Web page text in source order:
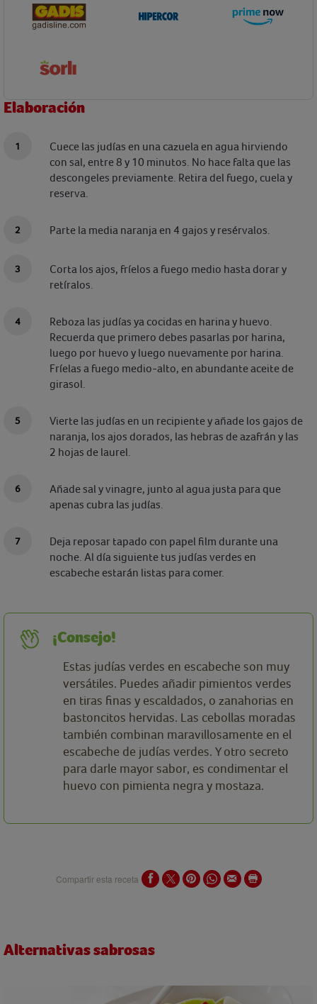
Elaboración
Cuece las judías en una cazuela en agua hirviendo
con sal, entre 8 y 10 minutos. No hace falta que las
descongeles previamente. Retira del fuego, cuela y
reserva.
Parte la media naranja en 4 gajos y resérvalos.
Corta los ajos, fríelos a fuego medio hasta dorar y
retíralos.
Reboza las judías ya cocidas en harina y huevo.
Recuerda que primero debes pasarlas por harina,
luego por huevo y luego nuevamente por harina.
Fríelas a fuego medio-alto, en abundante aceite de
girasol.
Vierte las judías en un recipiente y añade los gajos de
naranja, los ajos dorados, las hebras de azafrán y las
2 hojas de laurel.
Añade sal y vinagre, junto al agua justa para que
apenas cubra las judías.
Deja reposar tapado con papel film durante una
noche. Al día siguiente tus judías verdes en
escabeche estarán listas para comer.
¡Consejo!
Estas judías verdes en escabeche son muy
versátiles. Puedes añadir pimientos verdes
en tiras finas y escaldados, o zanahorias en
bastoncitos hervidas. Las cebollas moradas
también combinan maravillosamente en el
escabeche de judías verdes. Y otro secreto
para darle mayor sabor, es condimentar el
huevo con pimienta negra y mostaza.
Compartir esta receta
Alternativas sabrosas